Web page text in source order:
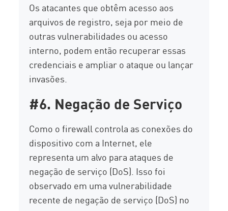
Os atacantes que obtêm acesso aos
arquivos de registro, seja por meio de
outras vulnerabilidades ou acesso
interno, podem então recuperar essas
credenciais e ampliar o ataque ou lançar
invasões.
#6. Negação de Serviço
Como o firewall controla as conexões do
dispositivo com a Internet, ele
representa um alvo para ataques de
negação de serviço (DoS). Isso foi
observado em uma vulnerabilidade
recente de negação de serviço (DoS) no